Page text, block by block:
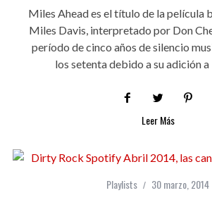
Miles Ahead es el título de la película
Miles Davis, interpretado por Don
período de cinco años de silencio
los setenta debido a su adición a
Leer Más
Playlists 30 marzo, 2014